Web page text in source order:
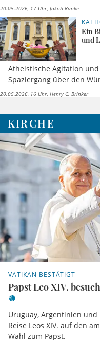
20.05.2026, 17 Uhr Jakob Ranke
Ein
und
Atheistische Agitation
Spaziergang über den
20.05.2026, 16 Uhr Henry C. Brinker
KIRCHE
VATIKAN BESTÄTIGT
Papst Leo XIV.
Uruguay, Argentinien
Reise Leos XIV. auf den
Wahl zum Papst.